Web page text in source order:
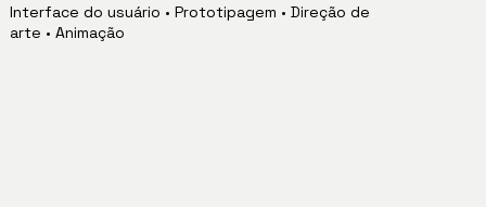
Interface do usuário • Prototipagem • Direção de
arte • Animação